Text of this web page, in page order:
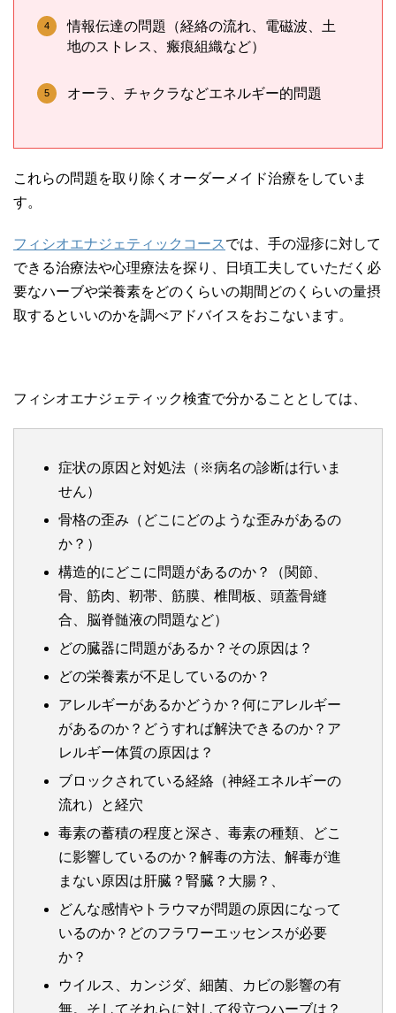
情報伝達の問題（経絡の流れ、電磁波、土
地のストレス、瘢痕組織など）
オーラ、チャクラなどエネルギー的問題
これらの問題を取り除くオーダーメイド治療をしていま
す。
フィシオエナジェティックコース では、手の湿疹に対して
できる治療法や心理療法を探り、日頃工夫していただく必
要なハーブや栄養素をどのくらいの期間どのくらいの量摂
取するといいのかを調べアドバイスをおこないます。
フィシオエナジェティック検査で分かることとしては、
症状の原因と対処法（※病名の診断は行いま
せん）
骨格の歪み（どこにどのような歪みがあるの
か？）
構造的にどこに問題があるのか？（関節、
骨、筋肉、靭帯、筋膜、椎間板、頭蓋骨縫
合、脳脊髄液の問題など）
どの臓器に問題があるか？その原因は？
どの栄養素が不足しているのか？
アレルギーがあるかどうか？何にアレルギー
があるのか？どうすれば解決できるのか？ア
レルギー体質の原因は？
ブロックされている経絡（神経エネルギーの
流れ）と経穴
毒素の蓄積の程度と深さ、毒素の種類、どこ
に影響しているのか？解毒の方法、解毒が進
まない原因は肝臓？腎臓？大腸？、
どんな感情やトラウマが問題の原因になって
いるのか？どのフラワーエッセンスが必要
か？
ウイルス、カンジダ、細菌、カビの影響の有
無。そしてそれらに対して役立つハーブは？